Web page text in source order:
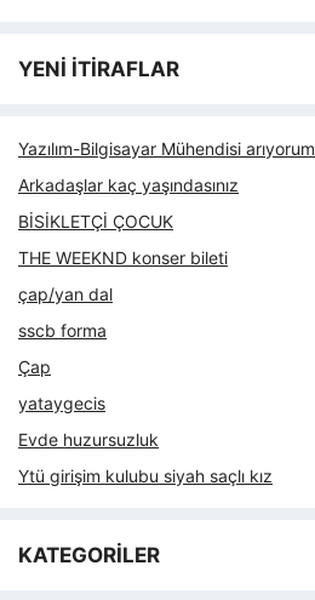
YENİ İTİRAFLAR
Yazılım-Bilgisayar Mühendisi arıyorum
Arkadaşlar kaç yaşındasınız
BİSİKLETÇİ ÇOCUK
THE WEEKND konser bileti
çap/yan dal
sscb forma
Çap
yataygecis
Evde huzursuzluk
Ytü girişim kulubu siyah saçlı kız
KATEGORİLER